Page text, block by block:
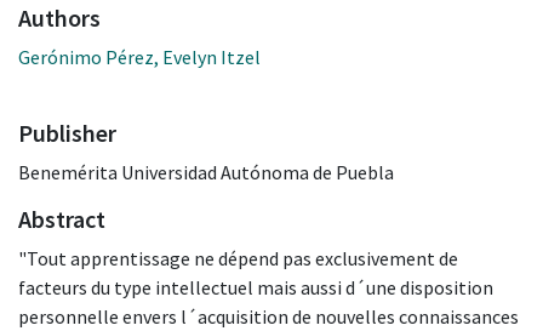
Authors
Gerónimo Pérez, Evelyn Itzel
Publisher
Benemérita Universidad Autónoma de Puebla
Abstract
"Tout apprentissage ne dépend pas exclusivement de
facteurs du type intellectuel mais aussi d´une disposition
personnelle envers l´acquisition de nouvelles connaissances